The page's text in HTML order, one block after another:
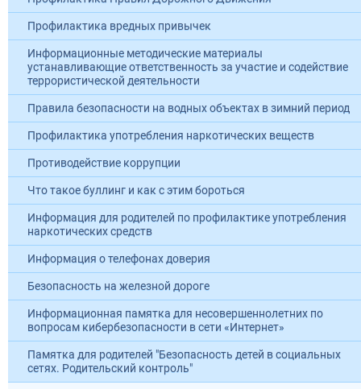
Профилактика вредных привычек
Информационные методические материалы
устанавливающие ответственность за участие и содействие
террористической деятельности
Правила безопасности на водных объектах в зимний период
Профилактика употребления наркотических веществ
Противодействие коррупции
Что такое буллинг и как с этим бороться
Информация для родителей по профилактике употребления
наркотических средств
Информация о телефонах доверия
Безопасность на железной дороге
Информационная памятка для несовершеннолетних по
вопросам кибербезопасности в сети «Интернет»
Памятка для родителей "Безопасность детей в социальных
сетях. Родительский контроль"